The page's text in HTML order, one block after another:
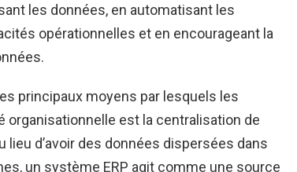
les données, en automatisant les
opérationnelles et en encourageant la
principaux moyens par lesquels les
organisationnelle est la centralisation de
d’avoir des données dispersées dans
un système ERP agit comme une source